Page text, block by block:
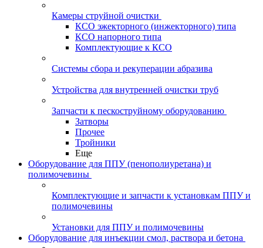
Камеры струйной очистки
КСО эжекторного (инжекторного) типа
КСО напорного типа
Комплектующие к КСО
Системы сбора и рекуперации абразива
Устройства для внутренней очистки труб
Запчасти к пескоструйному оборудованию
Затворы
Прочее
Тройники
Еще
Оборудование для ППУ (пенополиуретана) и
полимочевины
Комплектующие и запчасти к установкам ППУ и
полимочевины
Установки для ППУ и полимочевины
Оборудование для инъекции смол, раствора и бетона